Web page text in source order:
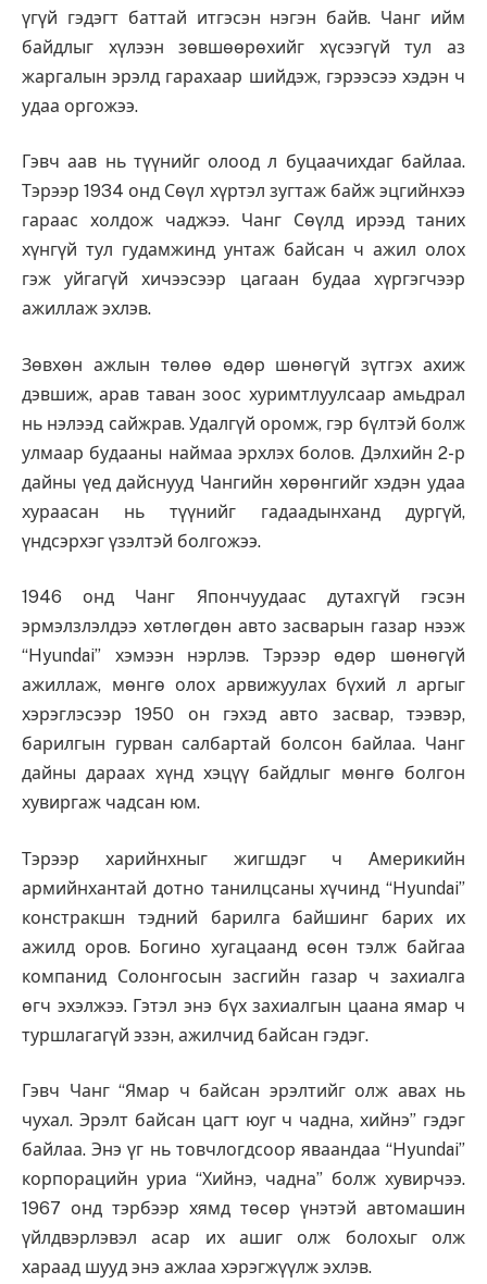
үгүй гэдэгт баттай итгэсэн нэгэн байв. Чанг ийм
байдлыг хүлээн зөвшөөрөхийг хүсээгүй тул аз
жаргалын эрэлд гарахаар шийдэж, гэрээсээ хэдэн ч
удаа оргожээ.
Гэвч аав нь түүнийг олоод л буцаачихдаг байлаа.
Тэрээр 1934 онд Сөүл хүртэл зугтаж байж эцгийнхээ
гараас холдож чаджээ. Чанг Сөүлд ирээд таних
хүнгүй тул гудамжинд унтаж байсан ч ажил олох
гэж уйгагүй хичээсээр цагаан будаа хүргэгчээр
ажиллаж эхлэв.
Зөвхөн ажлын төлөө өдөр шөнөгүй зүтгэх ахиж
дэвшиж, арав таван зоос хуримтлуулсаар амьдрал
нь нэлээд сайжрав. Удалгүй оромж, гэр бүлтэй болж
улмаар будааны наймаа эрхлэх болов. Дэлхийн 2-р
дайны үед дайснууд Чангийн хөрөнгийг хэдэн удаа
хураасан нь түүнийг гадаадынханд дургүй,
үндсэрхэг үзэлтэй болгожээ.
1946 онд Чанг Япончуудаас дутахгүй гэсэн
эрмэлзлэлдээ хөтлөгдөн авто засварын газар нээж
“Hyundai” хэмээн нэрлэв. Тэрээр өдөр шөнөгүй
ажиллаж, мөнгө олох арвижуулах бүхий л аргыг
хэрэглэсээр 1950 он гэхэд авто засвар, тээвэр,
барилгын гурван салбартай болсон байлаа. Чанг
дайны дараах хүнд хэцүү байдлыг мөнгө болгон
хувиргаж чадсан юм.
Тэрээр харийнхныг жигшдэг ч Америкийн
армийнхантай дотно танилцсаны хүчинд “Hyundai”
констракшн тэдний барилга байшинг барих их
ажилд оров. Богино хугацаанд өсөн тэлж байгаа
компанид Солонгосын засгийн газар ч захиалга
өгч эхэлжээ. Гэтэл энэ бүх захиалгын цаана ямар ч
туршлагагүй эзэн, ажилчид байсан гэдэг.
Гэвч Чанг “Ямар ч байсан эрэлтийг олж авах нь
чухал. Эрэлт байсан цагт юуг ч чадна, хийнэ” гэдэг
байлаа. Энэ үг нь товчлогдсоор яваандаа “Hyundai”
корпорацийн уриа “Хийнэ, чадна” болж хувирчээ.
1967 онд тэрбээр хямд төсөр үнэтэй автомашин
үйлдвэрлэвэл асар их ашиг олж болохыг олж
хараад шууд энэ ажлаа хэрэгжүүлж эхлэв.